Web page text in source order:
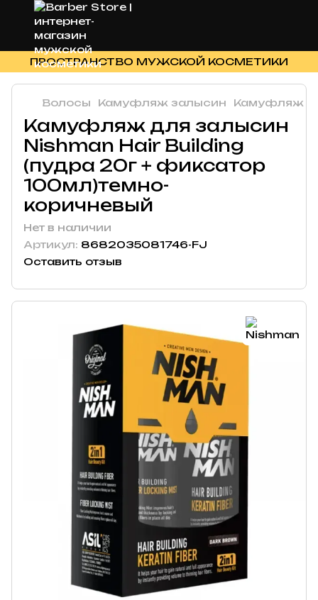
ПРОСТРАНСТВО МУЖСКОЙ КОСМЕТИКИ
Волосы Камуфляж залысин Камуфляж
Камуфляж для залысин
Nishman Hair Building
(пудра 20г + фиксатор
100мл)темно-
коричневый
Нет в наличии
Артикул: 8682035081746-FJ
Оставить отзыв